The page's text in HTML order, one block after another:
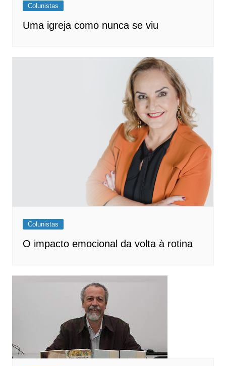
Colunistas
Uma igreja como nunca se viu
Colunistas
O impacto emocional da volta à rotina